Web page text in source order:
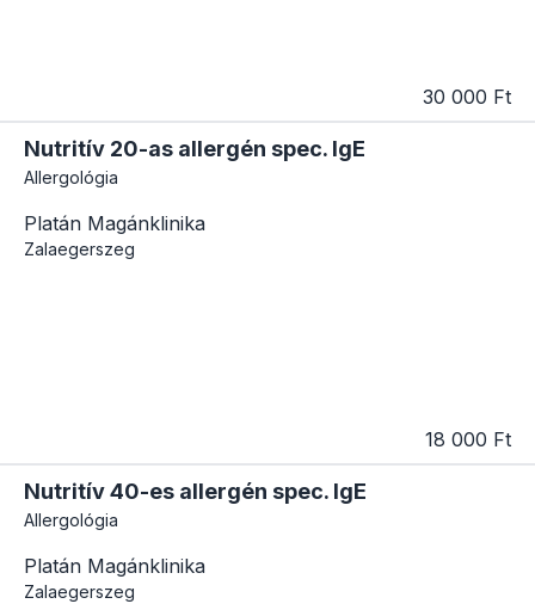
30 000 Ft
Nutritív 20-as allergén spec. IgE
Allergológia
Platán Magánklinika
Zalaegerszeg
18 000 Ft
Nutritív 40-es allergén spec. IgE
Allergológia
Platán Magánklinika
Zalaegerszeg